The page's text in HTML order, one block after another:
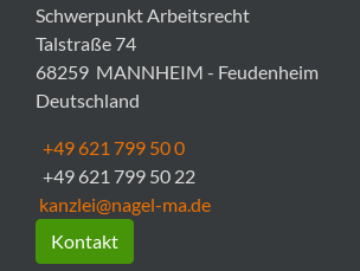
Schwerpunkt Arbeitsrecht
Talstraße 74
68259 MANNHEIM - Feudenheim
Deutschland
+49 621 799 50 0
+49 621 799 50 22
kanzlei@nagel-ma.de
Kontakt